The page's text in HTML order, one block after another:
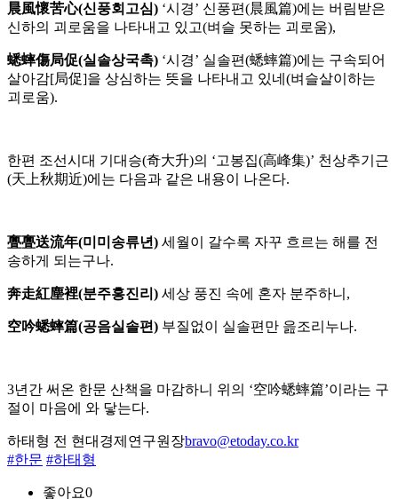
晨風懷苦心(신풍회고심) ‘시경’ 신풍편(晨風篇)에는 버림받은
신하의 괴로움을 나타내고 있고(벼슬 못하는 괴로움),
蟋蟀傷局促(실솔상국촉) ‘시경’ 실솔편(蟋蟀篇)에는 구속되어
살아감[局促]을 상심하는 뜻을 나타내고 있네(벼슬살이하는
괴로움).
한편 조선시대 기대승(奇大升)의 ‘고봉집(高峰集)’ 천상추기근
(天上秋期近)에는 다음과 같은 내용이 나온다.
亹亹送流年(미미송류년) 세월이 갈수록 자꾸 흐르는 해를 전
송하게 되는구나.
奔走紅塵裡(분주홍진리) 세상 풍진 속에 혼자 분주하니,
空吟蟋蟀篇(공음실솔편) 부질없이 실솔편만 읊조리누나.
3년간 써온 한문 산책을 마감하니 위의 ‘空吟蟋蟀篇’이라는 구
절이 마음에 와 닿는다.
하태형 전 현대경제연구원장bravo@etoday.co.kr
#한문 #하태형
좋아요0